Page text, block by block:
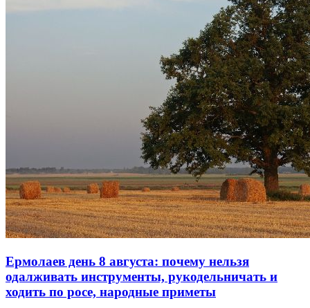
Ермолаев день 8 августа: почему нельзя
одалживать инструменты, рукодельничать и
ходить по росе, народные приметы